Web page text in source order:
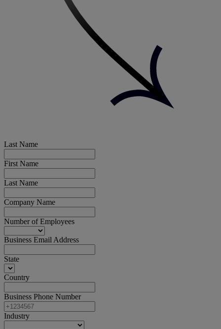
Last Name
First Name
Last Name
Company Name
Number of Employees
Business Email Address
State
Country
Business Phone Number
Industry